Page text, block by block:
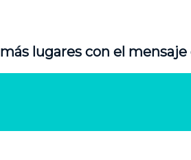
lugares con el